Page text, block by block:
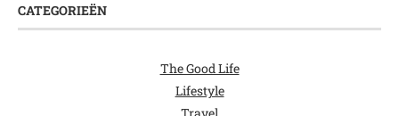
CATEGORIEËN
The Good Life
Lifestyle
Travel